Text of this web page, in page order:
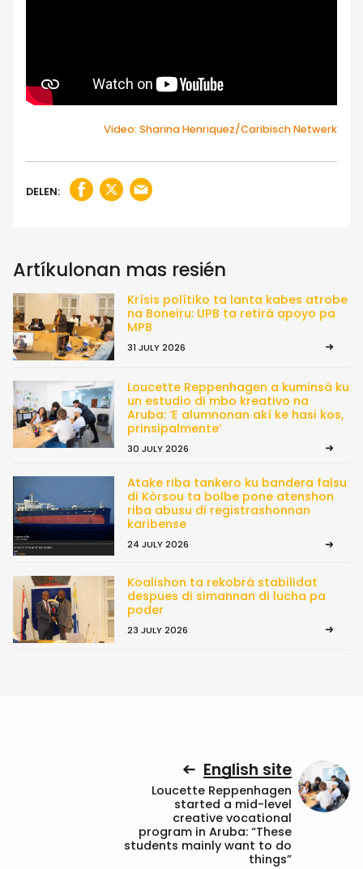
Video: Sharina Henriquez/Caribisch Netwerk
DELEN:
Artíkulonan mas resién
Krísis polítiko ta lanta kabes atrobe
na Boneiru: UPB ta retirá apoyo pa
MPB
31 JULY 2026
Loucette Reppenhagen a kuminsá ku
un estudio di mbo kreativo na
Aruba: ‘E alumnonan akí ke hasi kos,
prinsipalmente’
30 JULY 2026
Atake riba tankero ku bandera falsu
di Kòrsou ta bolbe pone atenshon
riba abusu di registrashonnan
karibense
24 JULY 2026
Koalishon ta rekobrá stabilidat
despues di simannan di lucha pa
poder
23 JULY 2026
English site
Loucette Reppenhagen
started a mid-level
creative vocational
program in Aruba: “These
students mainly want to do
things”